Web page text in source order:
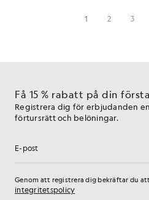
Få 15 % rabatt på din
Registrera dig för erbjudanden
förtursrätt och belöningar.
E-postadress
Genom att registrera dig bekräftar du
integritetspolicy